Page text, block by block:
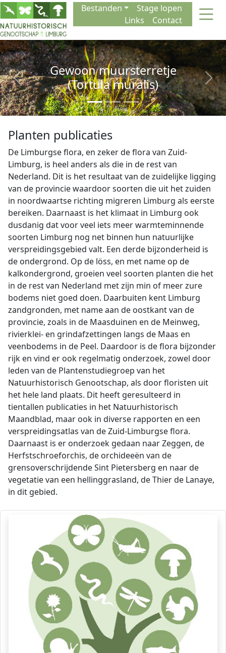
Naar de inhoud Bestanden
Stage lopen
Links
Contact
Gewoon muursterretje
(Tortula muralis)
Previous Next
Planten publicaties
De Limburgse flora, en zeker de flora van Zuid-
Limburg, is heel anders als die in de rest van
Nederland. Dit is het resultaat van de zuidelijke ligging
van de provincie waardoor soorten die uit het zuiden
in noordwaartse richting migreren Limburg als eerste
bereiken. Daarnaast is het klimaat in Limburg ook
dusdanig dat voor veel iets meer warmteminnende
soorten Limburg nog net binnen hun natuurlijke
verspreidingsgebied valt. Een derde bijzonderheid is
de ondergrond. Op de löss, en met name op de
kalkondergrond, groeien veel soorten planten die het
in de rest van Nederland met zijn min of meer zure
bodems niet goed doen. Daarbuiten kent Limburg
zandgronden, met name aan de oostkant van de
provincie, zoals in de Maasduinen en de Meinweg,
rivierklei- en grindafzettingen langs de Maas en
veenbodems in de Peel. Daardoor is de flora bijzonder
rijk en vind er ook regelmatig onderzoek, zowel door
leden van de Plantenstudiegroep van het
Natuurhistorisch Genootschap, als door floristen uit
het hele land plaats. Dit heeft geresulteerd in
tientallen publicaties in het Natuurhistorisch
Maandblad, maar ook in diverse rapporten en een
verspreidingsatlas van de Zuid-Limburgse flora.
Daarnaast is er onderzoek gedaan naar Zeggen, de
Herfstschroeforchis, de orchideeën van de
grensoverschrijdende Sint Pietersberg en naar de
vegetatie van een hellinggrasland, de Thier de Lanaye,
in dit gebied.